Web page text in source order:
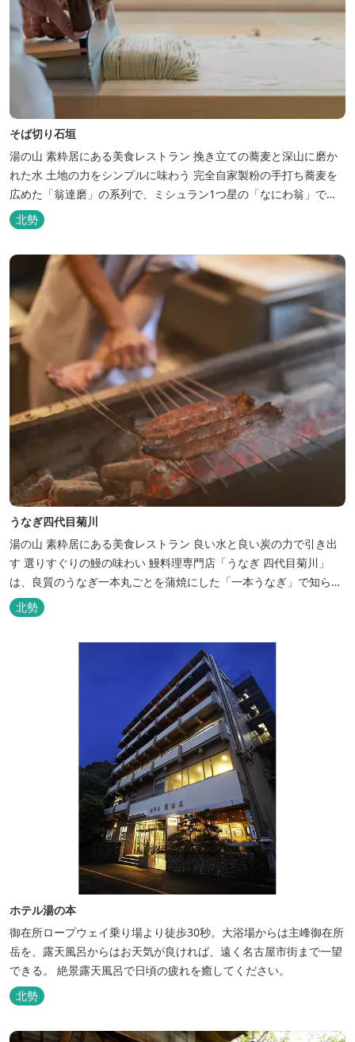
そば切り石垣
湯の山 素粋居にある美食レストラン 挽き立ての蕎麦と深山に磨か
れた水 土地の力をシンプルに味わう 完全自家製粉の手打ち蕎麦を
広めた「翁達磨」の系列で、ミシュラン1つ星の「なにわ翁」で研
鑽を積んだ石垣雄介氏が開業した「そば切り石垣」。 翁伝統の完全
自家製粉による二八蕎麦を踏襲し、蕎麦と酒をシンプルに楽しむ店
を実現しました。国産蕎麦の香りを存分に引き出す、湯の山温泉の
天然の水の力...
北勢
うなぎ四代目菊川
湯の山 素粋居にある美食レストラン 良い水と良い炭の力で引き出
す 選りすぐりの鰻の味わい 鰻料理専門店「うなぎ 四代目菊川」
は、良質のうなぎ一本丸ごとを蒲焼にした「一本うなぎ」で知られ
ます。大きさも太さも極上の鰻を厳選し、皮をパリッと焼き上げて
も身質がフワッとやわらかい、贅沢な食感を実現。 鮮度抜群の鰻を
毎日捌き、良質の炭で焼き立てを供します。素材から炭まで、鰻の
北勢
ホテル湯の本
御在所ロープウェイ乗り場より徒歩30秒。大浴場からは主峰御在所
岳を、露天風呂からはお天気が良ければ、遠く名古屋市街まで一望
できる。 絶景露天風呂で日頃の疲れを癒してください。
北勢